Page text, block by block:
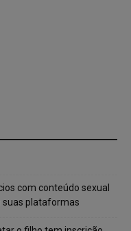
com conteúdo sexual
suas plataformas